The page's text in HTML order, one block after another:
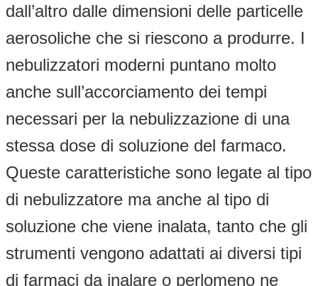
dall’altro dalle dimensioni delle particelle
aerosoliche che si riescono a produrre. I
nebulizzatori moderni puntano molto
anche sull’accorciamento dei tempi
necessari per la nebulizzazione di una
stessa dose di soluzione del farmaco.
Queste caratteristiche sono legate al tipo
di nebulizzatore ma anche al tipo di
soluzione che viene inalata, tanto che gli
strumenti vengono adattati ai diversi tipi
di farmaci da inalare o perlomeno ne